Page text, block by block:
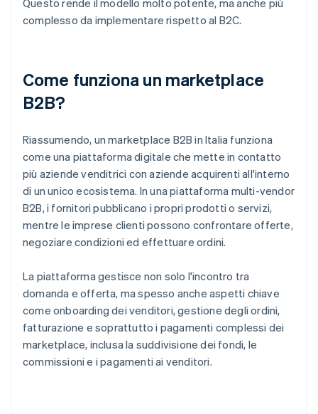
Questo rende il modello molto potente, ma anche più
complesso da implementare rispetto al B2C.
Come funziona un marketplace
B2B?
Riassumendo, un marketplace B2B in Italia funziona
come una piattaforma digitale che mette in contatto
più aziende venditrici con aziende acquirenti all'interno
di un unico ecosistema. In una piattaforma multi-vendor
B2B, i fornitori pubblicano i propri prodotti o servizi,
mentre le imprese clienti possono confrontare offerte,
negoziare condizioni ed effettuare ordini.
La piattaforma gestisce non solo l'incontro tra
domanda e offerta, ma spesso anche aspetti chiave
come onboarding dei venditori, gestione degli ordini,
fatturazione e soprattutto i pagamenti complessi dei
marketplace, inclusa la suddivisione dei fondi, le
commissioni e i pagamenti ai venditori.